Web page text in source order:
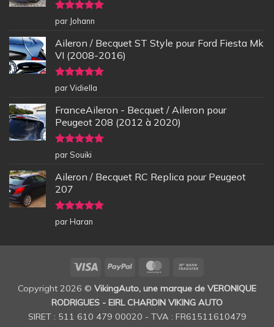
Note5sur
5
par Johann
Aileron / Becquet ST Style pour Ford Fiesta Mk
VI (2008-2016)
Note5sur
5
par Vidiella
FranceAileron - Becquet / Aileron pour
Peugeot 208 (2012 à 2020)
Note5sur
5
par Souiki
Aileron / Becquet RC Replica pour Peugeot
207
Note5sur
5
par Haran
Visa PayPal MasterCard
Copyright 2026 © VikingAuto, une marque de VERONIQUE
RODRIGUES - EIRL CHARDIN VIKING AUTO
SIRET : 511 610 479 00020 - TVA : FR61511610479